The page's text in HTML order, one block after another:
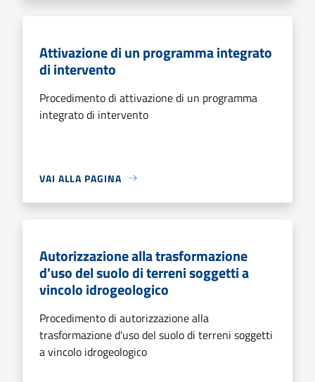
Attivazione di un programma integrato
di intervento
Procedimento di attivazione di un programma
integrato di intervento
VAI ALLA PAGINA
Autorizzazione alla trasformazione
d'uso del suolo di terreni soggetti a
vincolo idrogeologico
Procedimento di autorizzazione alla
trasformazione d'uso del suolo di terreni soggetti
a vincolo idrogeologico